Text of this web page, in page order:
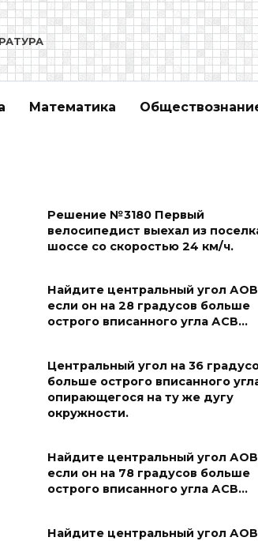
Математика
Решение №3180 Первый
велосипедист выехал из
шоссе со скоростью 24 км/ч.
Найдите центральный угол
если он на 28 градусов больше
острого вписанного угла АСВ…
Центральный угол на 36
больше острого вписанного
опирающегося на ту же дугу
окружности.
Найдите центральный угол
если он на 78 градусов больше
острого вписанного угла АСВ…
Найдите центральный угол